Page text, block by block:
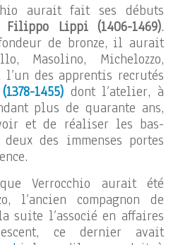
aurait fait ses débuts
Filippo Lippi (1406-1469).
de bronze, il aurait
Masolino, Michelozzo,
des apprentis recrutés
1455) dont l’atelier, à
plus de quarante ans,
et de réaliser les bas-
des immenses portes
Verrocchio aurait été
l’ancien compagnon de
suite l’associé en affaires
ce dernier avait